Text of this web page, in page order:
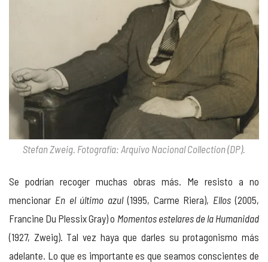
Stefan Zweig. Fotografía: Arquivo Nacional Collection (DP).
Se podrían recoger muchas obras más. Me resisto a no
mencionar En el último azul(1995, Carme Riera), Ellos (2005,
Francine Du Plessix Gray) o Momentos estelares de la Humanidad
(1927, Zweig). Tal vez haya que darles su protagonismo más
adelante. Lo que es importante es que seamos conscientes de